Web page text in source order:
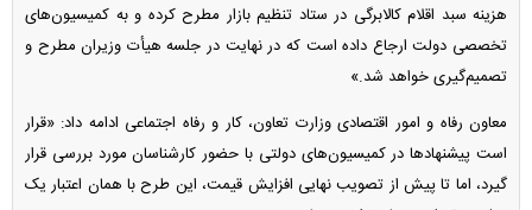
هزینه سبد اقلام کالابرگی در ستاد تنظیم بازار مطرح کرده و به کمیسیون‌های
تخصصی دولت ارجاع داده است که در نهایت در جلسه هیأت وزیران مطرح و
تصمیم‌گیری خواهد شد.»
معاون رفاه و امور اقتصادی وزارت تعاون، کار و رفاه اجتماعی ادامه داد: «قرار
است پیشنهاد‌ها در کمیسیون‌های دولتی با حضور کارشناسان مورد بررسی قرار
گیرد، اما تا پیش از تصویب نهایی افزایش قیمت، این طرح با همان اعتبار یک